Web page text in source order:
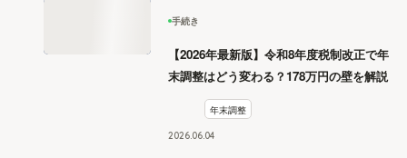
手続き
【2026年最新版】令和8年度税制改正で年
末調整はどう変わる？178万円の壁を解説
年末調整
2026.06 04